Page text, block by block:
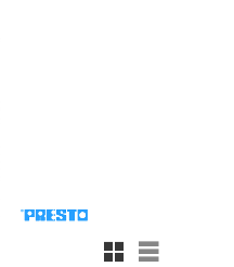
Rutnätsvy
Listvy